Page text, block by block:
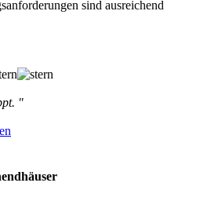
sind ausreichend
"